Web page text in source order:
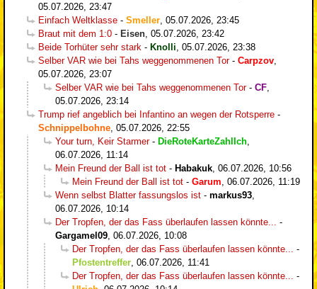
05.07.2026, 23:47
Einfach Weltklasse - Smeller, 05.07.2026, 23:45
Braut mit dem 1:0 - Eisen, 05.07.2026, 23:42
Beide Torhüter sehr stark - Knolli, 05.07.2026, 23:38
Selber VAR wie bei Tahs weggenommenen Tor- Carpzov,
05.07.2026, 23:07
Selber VAR wie bei Tahs weggenommenen Tor- CF,
05.07.2026, 23:14
Trump rief angeblich bei Infantino an wegen der Rotsperre -
Schnippelbohne, 05.07.2026, 22:55
Your turn, Keir Starmer- DieRoteKarteZahlIch,
06.07.2026, 11:14
Mein Freund der Ball ist tot - Habakuk, 06.07.2026, 10:56
Mein Freund der Ball ist tot - Garum, 06.07.2026, 11:19
Wenn selbst Blatter fassungslos ist - markus93,
06.07.2026, 10:14
Der Tropfen, der das Fass überlaufen lassen könnte... -
Gargamel09, 06.07.2026, 10:08
Der Tropfen, der das Fass überlaufen lassen könnte... -
Pfostentreffer, 06.07.2026, 11:41
Der Tropfen, der das Fass überlaufen lassen könnte... -